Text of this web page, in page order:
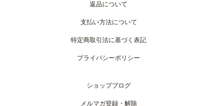
返品について
支払い方法について
特定商取引法に基づく表記
プライバシーポリシー
ショップブログ
メルマガ登録・解除